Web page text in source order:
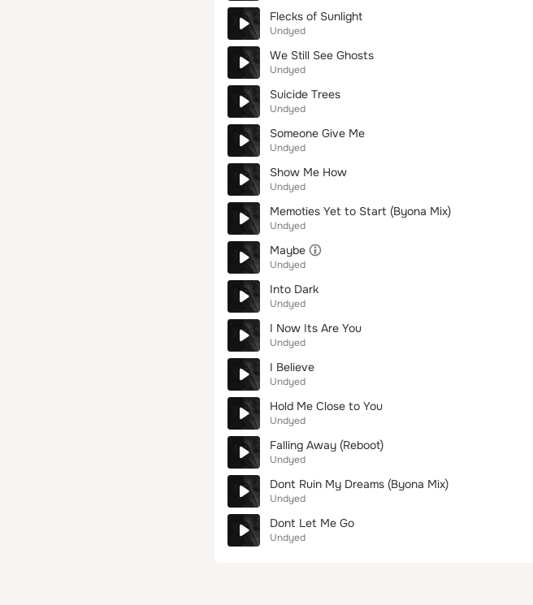
Flecks of Sunlight
Undyed
We Still See Ghosts
Undyed
Suicide Trees
Undyed
Someone Give Me
Undyed
Show Me How
Undyed
Memoties Yet to Start (Byona Mix)
Undyed
Maybe
Undyed
Into Dark
Undyed
I Now Its Are You
Undyed
I Believe
Undyed
Hold Me Close to You
Undyed
Falling Away (Reboot)
Undyed
Dont Ruin My Dreams (Byona Mix)
Undyed
Dont Let Me Go
Undyed